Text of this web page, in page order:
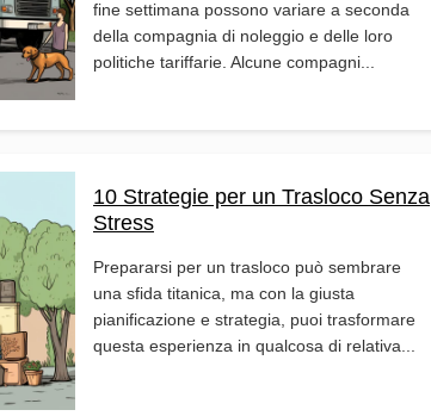
fine settimana possono variare a seconda
della compagnia di noleggio e delle loro
politiche tariffarie. Alcune compagni...
10 Strategie per un Trasloco Senza
Stress
Prepararsi per un trasloco può sembrare
una sfida titanica, ma con la giusta
pianificazione e strategia, puoi trasformare
questa esperienza in qualcosa di relativa...